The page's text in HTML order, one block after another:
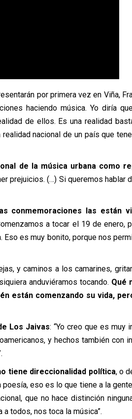
por primera vez en Viña,
haciendo música. Yo diría
de ellos. Es una realidad
nacional de un país que
de la música urbana como
prejuicios. (…) Si queremos hablar
conmemoraciones las están
a tocar el 19 de enero,
es muy bonito, porque nos
y caminos a los camarines,
anduviéramos tocando. Qué
están comenzando su vida,
Los Jaivas: “Yo creo que es muy
y hechos también con
tiene direccionalidad política, o
eso es lo que tiene a la
que no hace distinción
todos, nos toca la música”.